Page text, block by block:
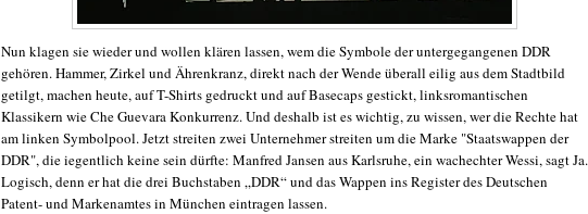
Nun klagen sie wieder und wollen klären lassen, wem die Symbole der untergegangenen DDR
gehören. Hammer, Zirkel und Ährenkranz, direkt nach der Wende überall eilig aus dem Stadtbild
getilgt, machen heute, auf T-Shirts gedruckt und auf Basecaps gestickt, linksromantischen
Klassikern wie Che Guevara Konkurrenz. Und deshalb ist es wichtig, zu wissen, wer die Rechte hat
am linken Symbolpool. Jetzt streiten zwei Unternehmer streiten um die Marke "Staatswappen der
DDR", die iegentlich keine sein dürfte: Manfred Jansen aus Karlsruhe, ein wachechter Wessi, sagt Ja.
Logisch, denn er hat die drei Buchstaben „DDR“ und das Wappen ins Register des Deutschen
Patent- und Markenamtes in München eintragen lassen.